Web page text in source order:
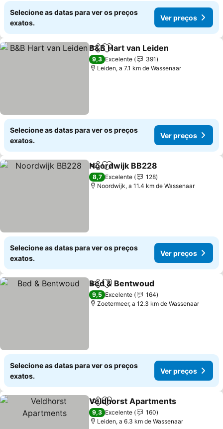
Selecione as datas para ver os preços
exatos.
Ver preços
PartilharAdicionar aos favoritos
B&B Hart van Leiden
9,3 Excelente
391
Leiden, a 7.1 km de Wassenaar
Selecione as datas para ver os preços
exatos.
Ver preços
PartilharAdicionar aos favoritos
Noordwijk BB228
8,7 Excelente
128
Noordwijk, a 11.4 km de Wassenaar
Selecione as datas para ver os preços
exatos.
Ver preços
PartilharAdicionar aos favoritos
Bed & Bentwoud
9,5 Excelente
164
Zoetermeer, a 12.3 km de Wassenaar
Selecione as datas para ver os preços
exatos.
Ver preços
PartilharAdicionar aos favoritos
Veldhorst Apartments
9,3 Excelente
160
Leiden, a 6.3 km de Wassenaar